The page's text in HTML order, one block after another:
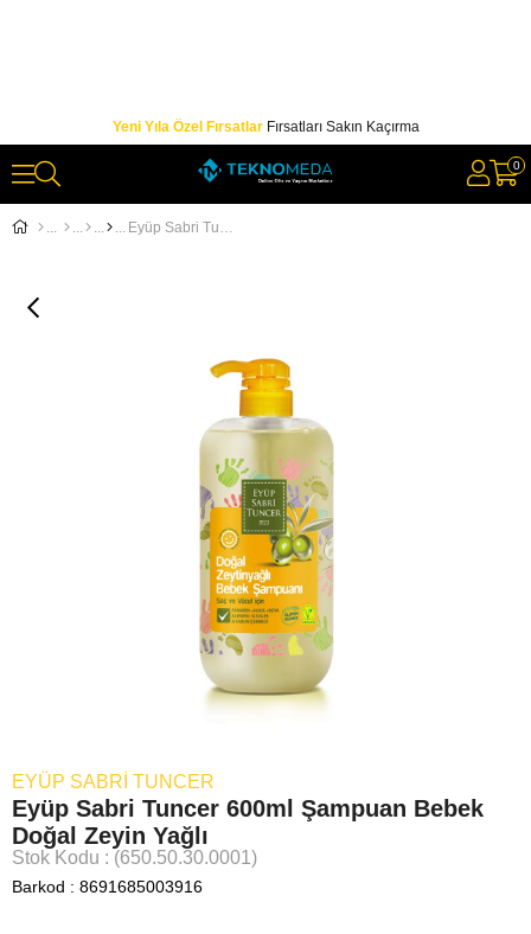
Yeni Yıla Özel FırsatlarFırsatları Sakın Kaçırma
0
Eyüp Sabri Tuncer 600ml Şampuan Bebek Doğal Zeyin Yağlı
EYÜP SABRİ TUNCER
Eyüp Sabri Tuncer 600ml Şampuan Bebek
Doğal Zeyin Yağlı
Stok Kodu (650.50.30.0001)
Barkod : 8691685003916